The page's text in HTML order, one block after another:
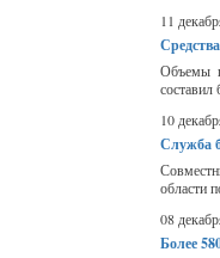
11
Объемы
10
Служба
области
08
Более